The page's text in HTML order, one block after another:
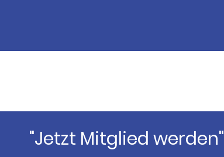
"Jetzt Mitglied werden"